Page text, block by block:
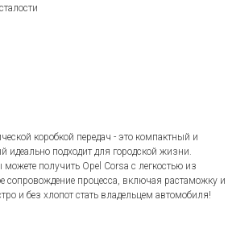
коробкой передач - это компактный и
идеально подходит для городской жизни.
получить Opel Corsa с легкостью из
процесса, включая растаможку и
и без хлопот стать владельцем автомобиля!